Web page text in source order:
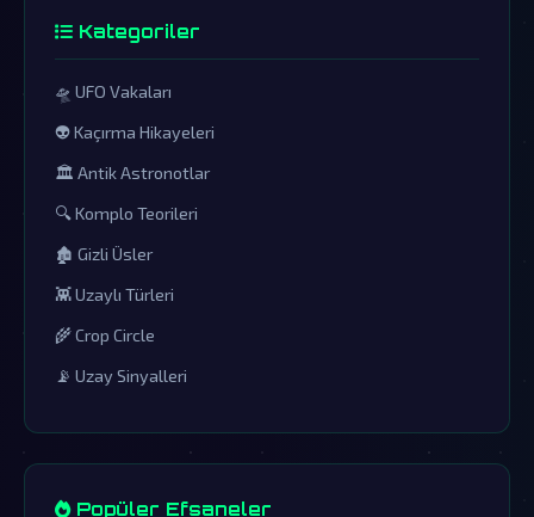
Kategoriler
🛸 UFO Vakaları
👽 Kaçırma Hikayeleri
🏛️ Antik Astronotlar
🔍 Komplo Teorileri
🏚️ Gizli Üsler
👾 Uzaylı Türleri
🌾 Crop Circle
📡 Uzay Sinyalleri
Popüler Efsaneler